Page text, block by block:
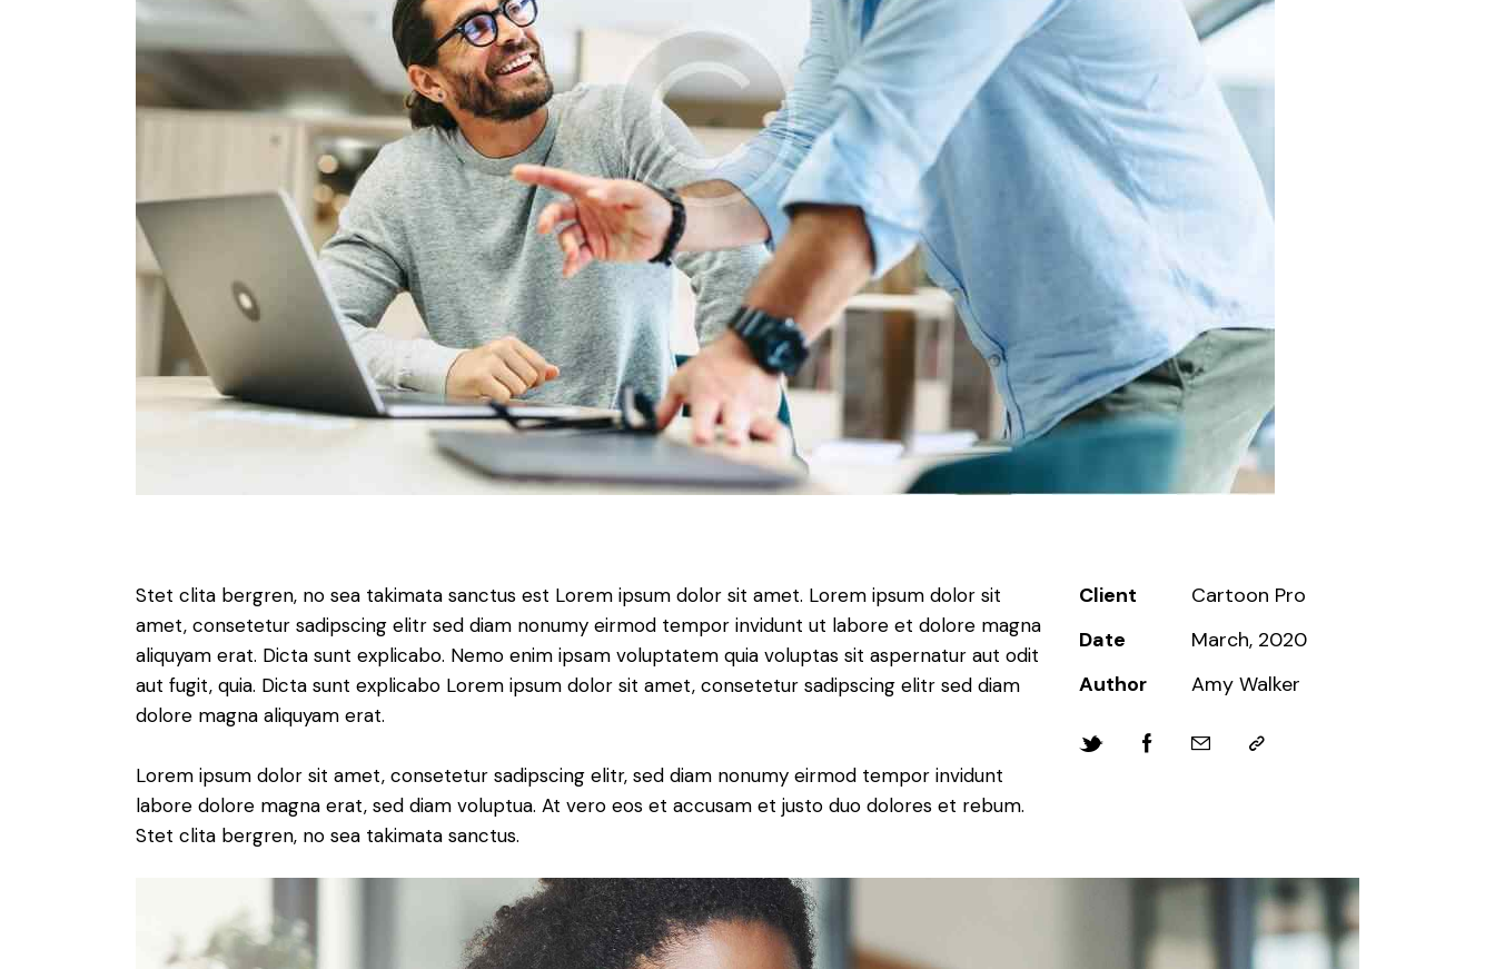
Stet clita bergren, no sea takimata sanctus est Lorem ipsum dolor sit amet. Lorem ipsum dolor sit
amet, consetetur sadipscing elitr sed diam nonumy eirmod tempor invidunt ut labore et dolore magna
aliquyam erat. Dicta sunt explicabo. Nemo enim ipsam voluptatem quia voluptas sit aspernatur aut odit
aut fugit, quia. Dicta sunt explicabo Lorem ipsum dolor sit amet, consetetur sadipscing elitr sed diam
dolore magna aliquyam erat.
Lorem ipsum dolor sit amet, consetetur sadipscing elitr, sed diam nonumy eirmod tempor invidunt
labore dolore magna erat, sed diam voluptua. At vero eos et accusam et justo duo dolores et rebum.
Stet clita bergren, no sea takimata sanctus.
Client
Cartoon Pro
Date
March, 2020
Author
Amy Walker